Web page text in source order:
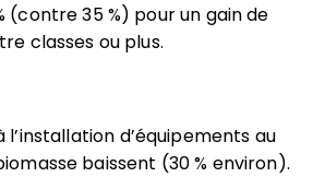
(contre 35 %) pour un gain de
classes ou plus.
l’installation d’équipements au
baissent (30 % environ).